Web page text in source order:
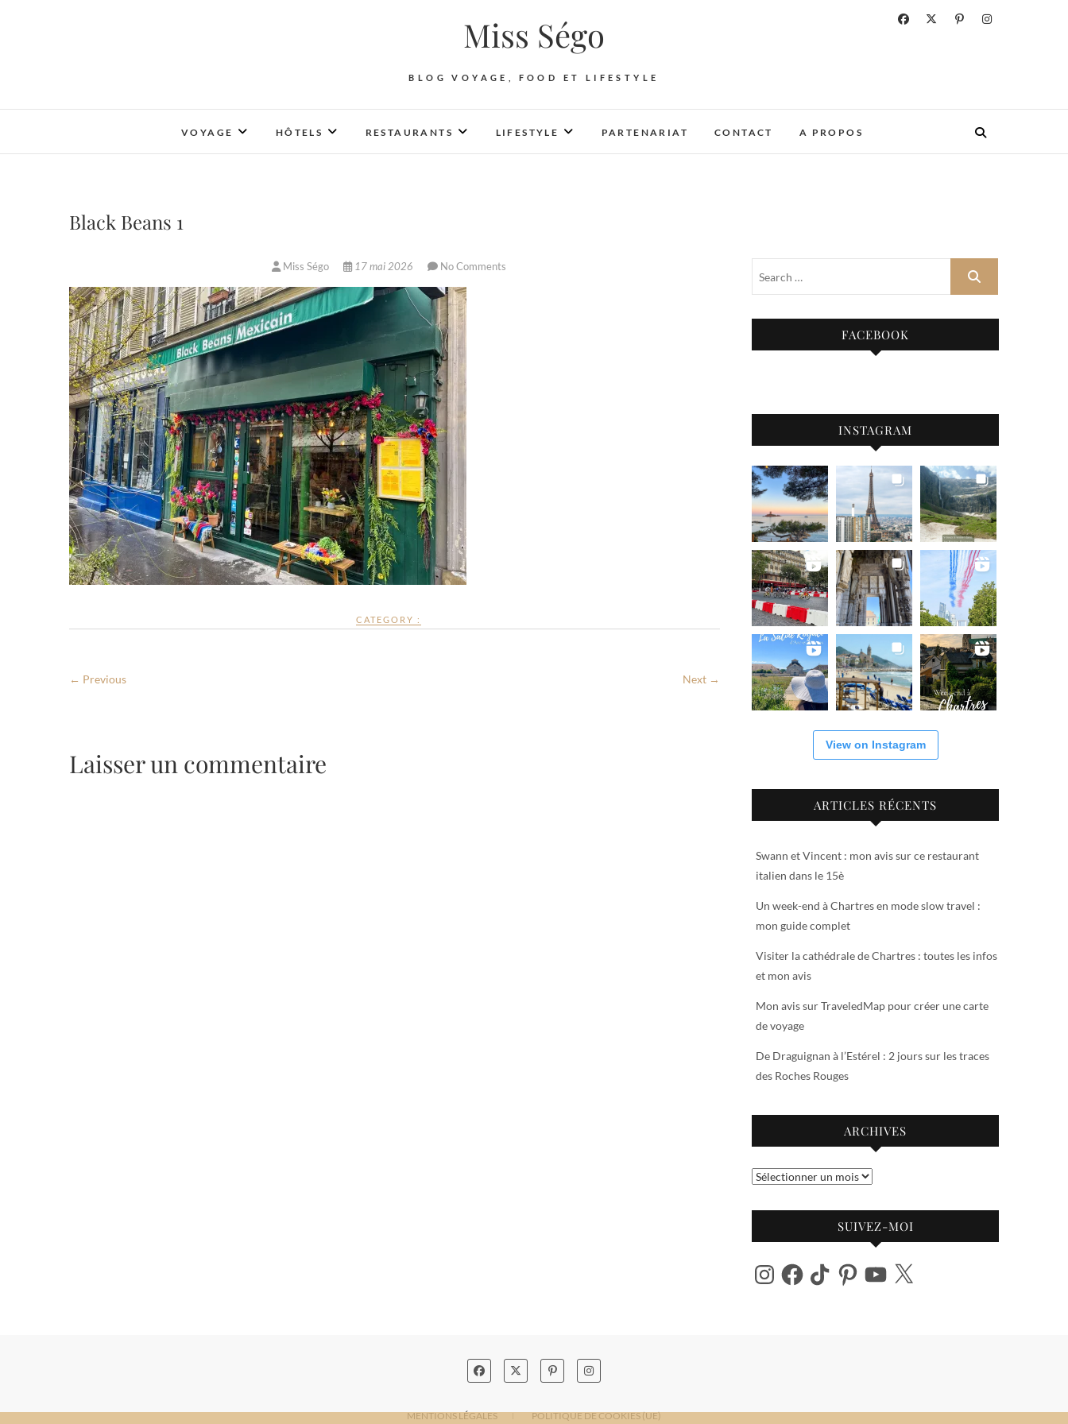
Miss Ségo
BLOG VOYAGE, FOOD ET LIFESTYLE
VOYAGE HÔTELS RESTAURANTS LIFESTYLE PARTENARIAT CONTACT A PROPOS
Black Beans 1
Miss Ségo 17 mai 2026 No Comments
CATEGORY :
← Previous Next →
Laisser un commentaire
FACEBOOK
INSTAGRAM
View on Instagram
ARTICLES RÉCENTS
Swann et Vincent : mon avis sur ce restaurant
italien dans le 15è
Un week-end à Chartres en mode slow travel :
mon guide complet
Visiter la cathédrale de Chartres : toutes les infos
et mon avis
Mon avis sur TraveledMap pour créer une carte
de voyage
De Draguignan à l’Estérel : 2 jours sur les traces
des Roches Rouges
ARCHIVES
Archives
SUIVEZ-MOI
InstagramFacebook
TikTok PinterestYouTube
X
MENTIONS LÉGALES POLITIQUE DE COOKIES (UE)